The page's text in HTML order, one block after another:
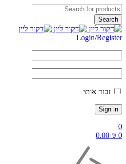
Login/Register
זכור אותי
0
0
0.00 ₪